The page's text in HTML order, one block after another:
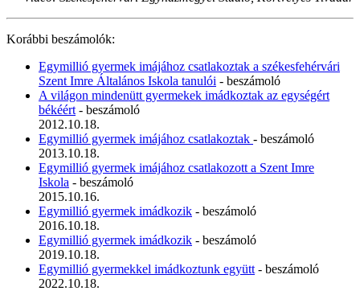
Korábbi beszámolók:
Egymillió gyermek imájához csatlakoztak a székesfehérvári
Szent Imre Általános Iskola tanulói - beszámoló
A világon mindenütt gyermekek imádkoztak az egységért
békéért - beszámoló
2012.10.18.
Egymillió gyermek imájához csatlakoztak - beszámoló
2013.10.18.
Egymillió gyermek imájához csatlakozott a Szent Imre
Iskola - beszámoló
2015.10.16.
Egymillió gyermek imádkozik - beszámoló
2016.10.18.
Egymillió gyermek imádkozik - beszámoló
2019.10.18.
Egymillió gyermekkel imádkoztunk együtt - beszámoló
2022.10.18.